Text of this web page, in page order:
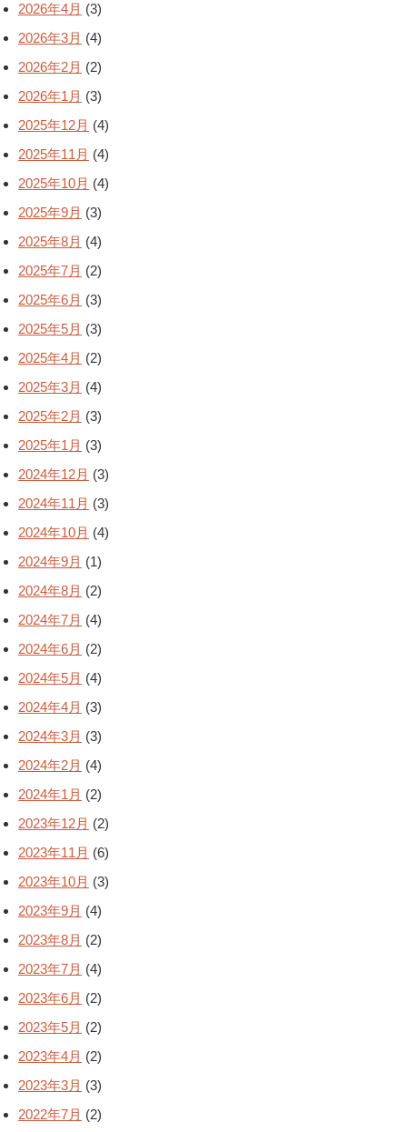
2026年4月 (3)
2026年3月 (4)
2026年2月 (2)
2026年1月 (3)
2025年12月 (4)
2025年11月 (4)
2025年10月 (4)
2025年9月 (3)
2025年8月 (4)
2025年7月 (2)
2025年6月 (3)
2025年5月 (3)
2025年4月 (2)
2025年3月 (4)
2025年2月 (3)
2025年1月 (3)
2024年12月 (3)
2024年11月 (3)
2024年10月 (4)
2024年9月 (1)
2024年8月 (2)
2024年7月 (4)
2024年6月 (2)
2024年5月 (4)
2024年4月 (3)
2024年3月 (3)
2024年2月 (4)
2024年1月 (2)
2023年12月 (2)
2023年11月 (6)
2023年10月 (3)
2023年9月 (4)
2023年8月 (2)
2023年7月 (4)
2023年6月 (2)
2023年5月 (2)
2023年4月 (2)
2023年3月 (3)
2022年7月 (2)